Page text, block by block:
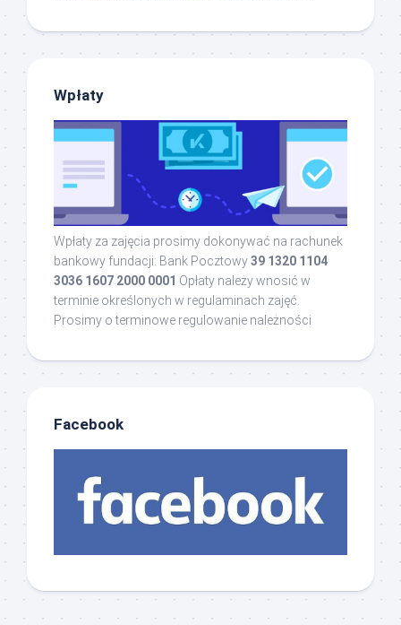
Wpłaty
Wpłaty za zajęcia prosimy dokonywać na rachunek
bankowy fundacji: Bank Pocztowy39 1320 1104
3036 1607 2000 0001 Opłaty należy wnosić w
terminie określonych w regulaminach zajęć.
Prosimy o terminowe regulowanie należności
Facebook